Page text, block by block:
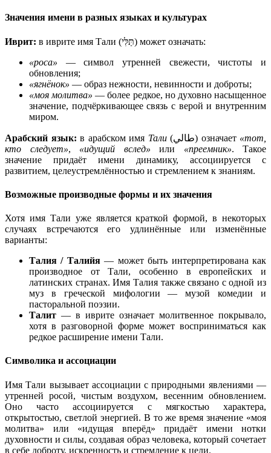
Значения имени в разных языках и культурах
Иврит:
в иврите имя Тали (תַּלִּי) может означать:
«роса» — символ утренней свежести, чистоты и
обновления;
«ягнёнок» — образ нежности, невинности и доброты;
«моя молитва» — более редкое, но духовно насыщенное
значение, подчёркивающее связь с верой и внутренним
миром.
Арабский язык: в арабском имя Тали (طالي) означает «тот,
кто следует», «идущий вслед» или «преемник». Такое
значение придаёт имени динамику, ассоциируется с
развитием, целеустремлённостью и стремлением к знаниям.
Возможные производные формы и их значения
Хотя имя Тали уже является краткой формой, в некоторых
случаях встречаются его удлинённые или изменённые
варианты:
Талия / Талийя— может быть интерпретирована как
производное от Тали, особенно в европейских и
латинских странах. Имя Талия также связано с одной из
муз в греческой мифологии — музой комедии и
пасторальной поэзии.
Талит — в иврите означает молитвенное покрывало,
хотя в разговорной форме может восприниматься как
редкое расширение имени Тали.
Символика и ассоциации
Имя Тали вызывает ассоциации с природными явлениями —
утренней росой, чистым воздухом, весенним обновлением.
Оно часто ассоциируется с мягкостью характера,
открытостью, светлой энергией. В то же время значение «моя
молитва» или «идущая вперёд» придаёт имени нотки
духовности и силы, создавая образ человека, который сочетает
в себе доброту, искренность и стремление к цели.